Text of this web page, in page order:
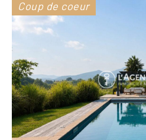
Coup de coeur